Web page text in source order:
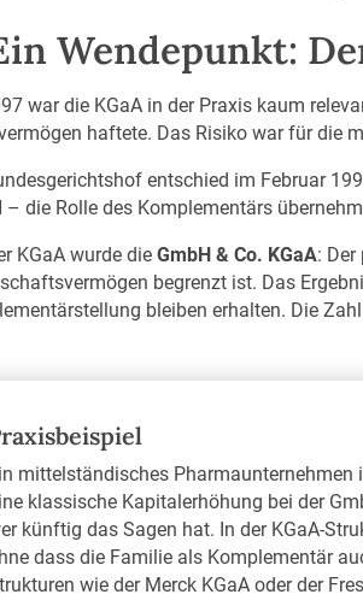
Wendepunkt:
war die KGaA in der Praxis kaum
haftete. Das Risiko war für die
entschied im Februar
– die Rolle des Komplementärs
KGaA wurde dieGmbH & Co. KGaA:
begrenzt ist. Das
bleiben erhalten. Die
mittelständisches
klassische Kapitalerhöhung bei der
künftig das Sagen hat. In der KGaA-
dass die Familie als Komplementär
wie der Merck KGaA oder der